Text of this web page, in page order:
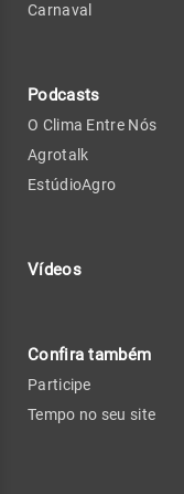
Carnaval
Podcasts
O Clima Entre Nós
Agrotalk
EstúdioAgro
Vídeos
Confira também
Participe
Tempo no seu site